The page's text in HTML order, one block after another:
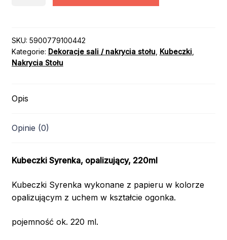
6szt
SKU: 5900779100442
Kategorie: Dekoracje sali / nakrycia stołu, Kubeczki,
Nakrycia Stołu
Opis
Opinie (0)
Kubeczki Syrenka, opalizujący, 220ml
Kubeczki Syrenka wykonane z papieru w kolorze
opalizującym z uchem w kształcie ogonka.
pojemność ok. 220 ml.